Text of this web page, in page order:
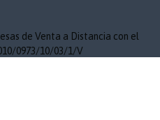
de Venta a Distancia con el
0973/10/03/1/V